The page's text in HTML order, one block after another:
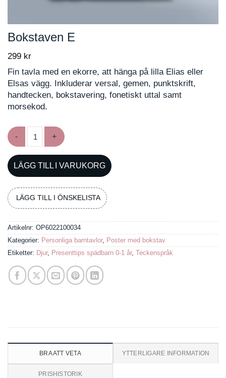
Bokstaven E
299 kr
Fin tavla med en ekorre, att hänga på lilla Elias eller
Elsas vägg. Inkluderar versal, gemen, punktskrift,
handtecken, bokstavering, fonetiskt uttal samt
morsekod.
LÄGG TILL I VARUKORG
LÄGG TILL I ÖNSKELISTA
Artikelnr: OP6022100034
Kategorier: Personliga barntavlor, Poster med bokstav
Etiketter: Djur, Presenttips spädbarn 0-1 år, Teckenspråk
BRA ATT VETA YTTERLIGARE INFORMATION
PRISHISTORIK